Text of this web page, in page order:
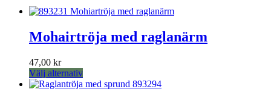
på
produktsidan
varianter.
olika
alternativen
väljas
på
Mohairtröja med raglanärm
47,00 kr
Välj alternativDen
här